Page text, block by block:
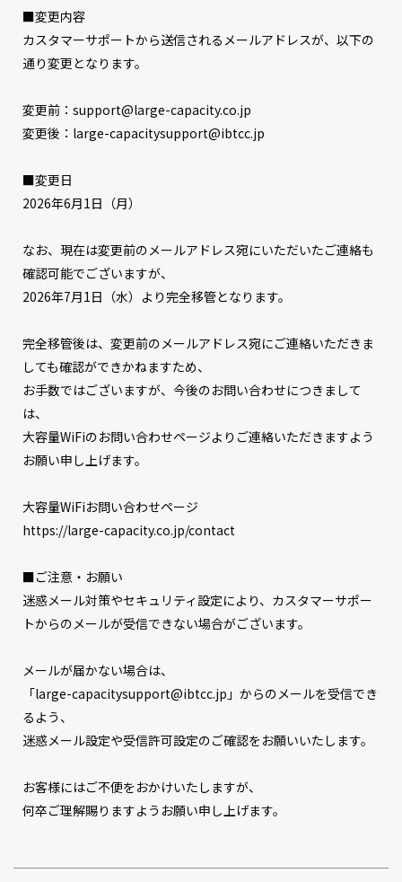
■変更内容
カスタマーサポートから送信されるメールアドレスが、以下の
通り変更となります。
変更前：support@large-capacity.co.jp
変更後：large-capacitysupport@ibtcc.jp
■変更日
2026年6月1日（月）
なお、現在は変更前のメールアドレス宛にいただいたご連絡も
確認可能でございますが、
2026年7月1日（水）より完全移管となります。
完全移管後は、変更前のメールアドレス宛にご連絡いただきま
しても確認ができかねますため、
お手数ではございますが、今後のお問い合わせにつきまして
は、
大容量WiFiのお問い合わせページよりご連絡いただきますよう
お願い申し上げます。
大容量WiFiお問い合わせページ
https://large-capacity.co.jp/contact
■ご注意・お願い
迷惑メール対策やセキュリティ設定により、カスタマーサポー
トからのメールが受信できない場合がございます。
メールが届かない場合は、
「large-capacitysupport@ibtcc.jp」からのメールを受信でき
るよう、
迷惑メール設定や受信許可設定のご確認をお願いいたします。
お客様にはご不便をおかけいたしますが、
何卒ご理解賜りますようお願い申し上げます。